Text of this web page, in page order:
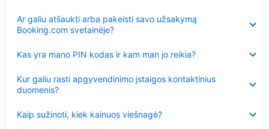
Ar galiu atšaukti arba pakeisti savo užsakymą
Booking.com svetainėje?
Kas yra mano PIN kodas ir kam man jo reikia?
Kur galiu rasti apgyvendinimo įstaigos kontaktinius
duomenis?
Kaip sužinoti, kiek kainuos viešnagė?